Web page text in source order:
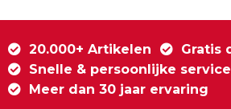
20.000+ Artikelen
Gratis
Snelle & persoonlijke service
Meer dan 30 jaar ervaring